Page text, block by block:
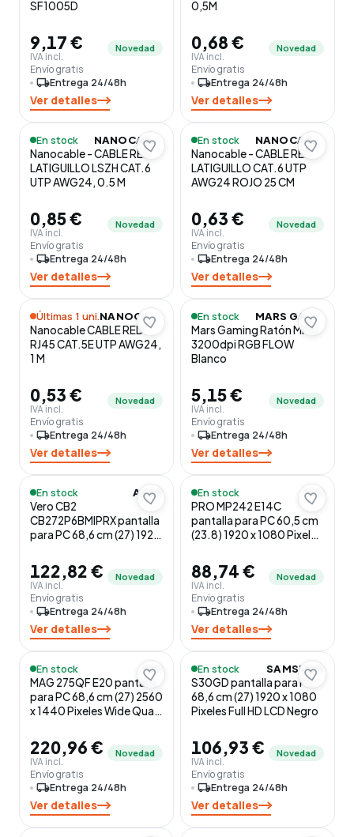
SF1005D
9,17 €
IVA incl.
Novedad
Envío gratis
local_shippingEntrega 24/48h
Ver detalles
0,5M
0,68 €
IVA incl.
Novedad
Envío gratis
local_shippingEntrega 24/48h
Ver detalles
En stock NANOCABLE
Nanocable - CABLE RED
LATIGUILLO LSZH CAT.6
UTP AWG24, 0.5 M
0,85 €
IVA incl.
Novedad
Envío gratis
local_shippingEntrega 24/48h
Ver detalles
En stock NANOCABLE
Nanocable - CABLE RED
LATIGUILLO CAT.6 UTP
AWG24 ROJO 25 CM
0,63 €
IVA incl.
Novedad
Envío gratis
local_shippingEntrega 24/48h
Ver detalles
Últimas 1 uni. NANOCABLE
Nanocable CABLE RED
RJ45 CAT.5E UTP AWG24,
1 M
0,53 €
IVA incl.
Novedad
Envío gratis
local_shippingEntrega 24/48h
Ver detalles
En stock MARS GAMING
Mars Gaming Ratón MMG
3200dpi RGB FLOW
Blanco
5,15 €
IVA incl.
Novedad
Envío gratis
local_shippingEntrega 24/48h
Ver detalles
En stock ACER
Vero CB2
CB272P6BMIPRX pantalla
para PC 68,6 cm (27) 1920
Negro
122,82 €
IVA incl.
Novedad
Envío gratis
local_shippingEntrega 24/48h
Ver detalles
En stock MSI
PRO MP242 E14C
pantalla para PC 60,5 cm
(23.8) 1920 x 1080 Pixeles
88,74 €
IVA incl.
Novedad
Envío gratis
local_shippingEntrega 24/48h
Ver detalles
En stock MSI
MAG 275QF E20 pantalla
para PC 68,6 cm (27) 2560
x 1440 Pixeles Wide Quad
220,96 €
IVA incl.
Novedad
Envío gratis
local_shippingEntrega 24/48h
Ver detalles
En stock SAMSUNG
S30GD pantalla para PC
68,6 cm (27) 1920 x 1080
Pixeles Full HD LCD Negro
106,93 €
IVA incl.
Novedad
Envío gratis
local_shippingEntrega 24/48h
Ver detalles